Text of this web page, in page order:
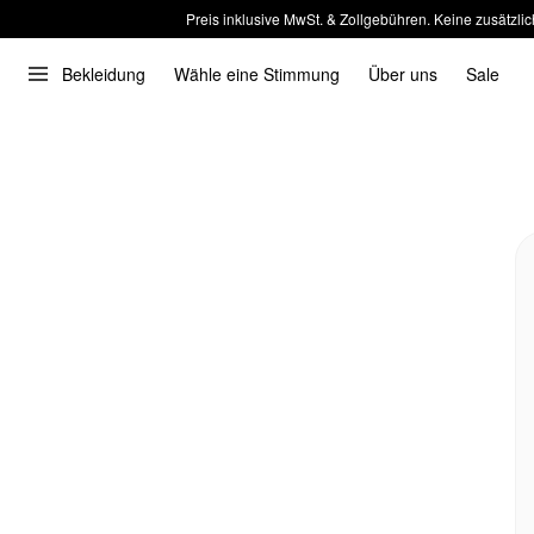
Preis inklusive MwSt. & Zollgebühren. Keine
Bekleidung Wähle eine Stimmung Über uns Sale